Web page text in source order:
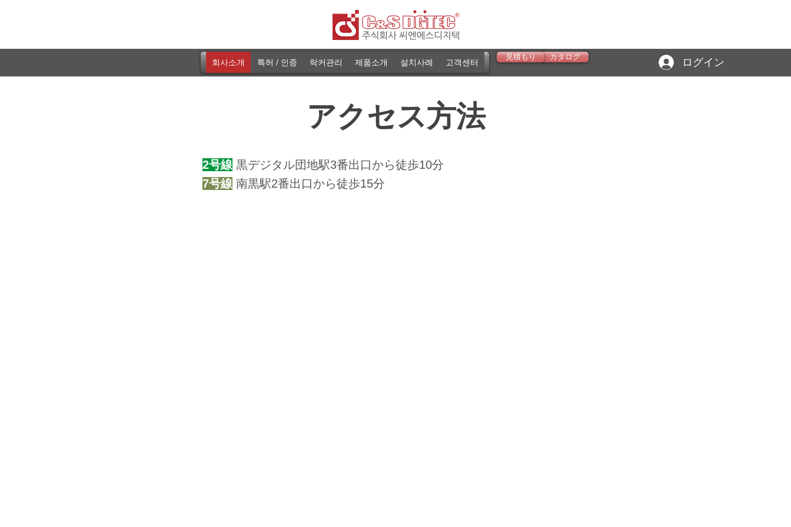
회사소개 특허 / 인증 락커관리 제품소개 설치사례 고객센터
カタログ
見積もり ログイン
アクセス方法
2号線 黒デジタル団地駅3番出口から徒歩10分
7号線 南黒駅2番出口から徒歩15分